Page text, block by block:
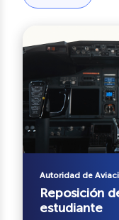
Autoridad de
Reposición
estudiante